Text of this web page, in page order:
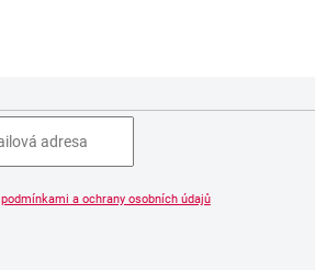
podmínkami a ochrany osobních údajů